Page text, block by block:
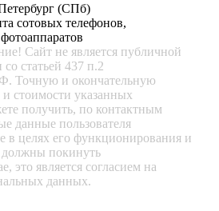
(СПб)
сотовых телефонов,
Сайт не является публичной
статьей 437 п.2
Точную и окончательную
стоимости указанных
получить, по контактным
данные пользователя
в целях его функционирования и
должны покинуть
это является согласием на
данных.